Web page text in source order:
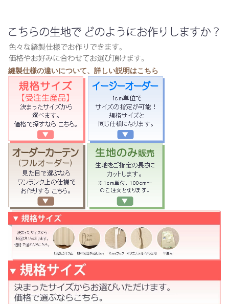
縫製仕様の違いについて、詳しい説明はこちら